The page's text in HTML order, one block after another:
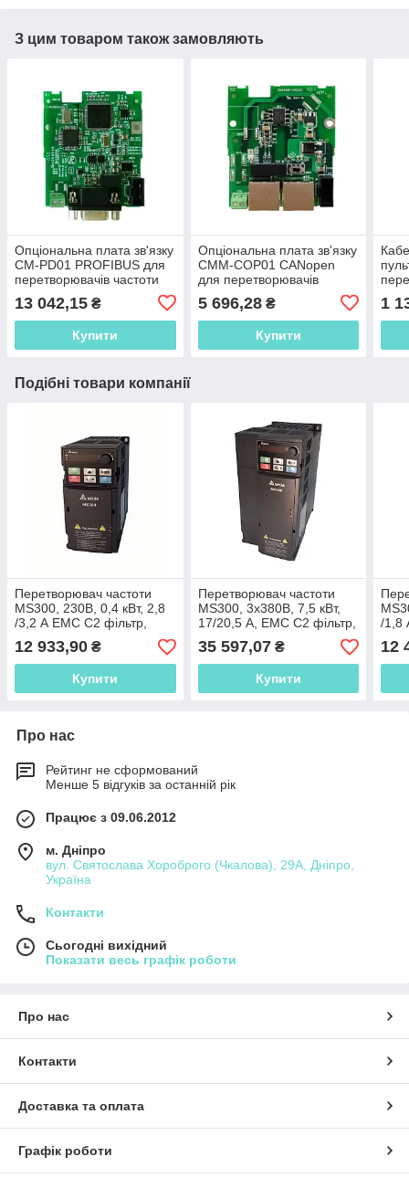
З цим товаром також замовляють
Опціональна плата зв'язку
CM-PD01 PROFIBUS для
перетворювачів частоти
13 042,15 ₴
Купити
Опціональна плата зв'язку
CMM-COP01 CANopen
для перетворювачів
5 696,28₴
Купити
1
Подібні товари компанії
Перетворювач частоти
MS300, 230В, 0,4 кВт, 2,8
/3,2 А ЕМС С2 фільтр,
VFD2A8MS21AFSAA
12 933,90 ₴
Купити
Перетворювач частоти
MS300, 3х380В, 7,5 кВт,
17/20,5 А, ЕМС С2 фільтр,
VFD17AMS43AFSAA
35 597,07₴
Купити
/1,8
12
Про нас
Рейтинг не сформований
Менше 5 відгуків за останній рік
Працює з 09.06.2012
м. Дніпро
вул. Святослава Хороброго (Чкалова), 29А, Дніпро,
Україна
Контакти
Сьогодні вихідний
Показати весь графік роботи
Про нас
Контакти
Доставка та оплата
Графік роботи